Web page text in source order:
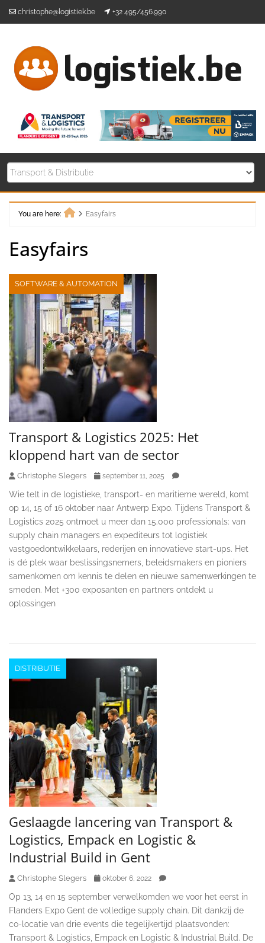
christophe@logistiek.be +32 495/456.990
You are here:
Easyfairs
Easyfairs
SOFTWARE & AUTOMATION
Transport & Logistics 2025: Het
kloppend hart van de sector
Christophe Slegers september 11, 2025
Wie telt in de logistieke, transport- en maritieme wereld, komt
op 14, 15 of 16 oktober naar Antwerp Expo. Tijdens Transport &
Logistics 2025 ontmoet u meer dan 15.000 professionals: van
supply chain managers en expediteurs tot logistiek
vastgoedontwikkelaars, rederijen en innovatieve start-ups. Het
is dé plek waar beslissingsnemers, beleidsmakers en pioniers
samenkomen om kennis te delen en nieuwe samenwerkingen te
smeden. Met +300 exposanten en partners ontdekt u
oplossingen
DISTRIBUTIE
Geslaagde lancering van Transport &
Logistics, Empack en Logistic &
Industrial Build in Gent
Christophe Slegers oktober 6, 2022
Op 13, 14 en 15 september verwelkomden we voor het eerst in
Flanders Expo Gent de volledige supply chain. Dit dankzij de
co-locatie van drie events die tegelijkertijd plaatsvonden:
Transport & Logistics, Empack en Logistic & Industrial Build. De